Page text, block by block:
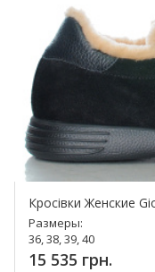
Кросівки Женские
Размеры:
36, 38, 39, 40
15 535 грн.